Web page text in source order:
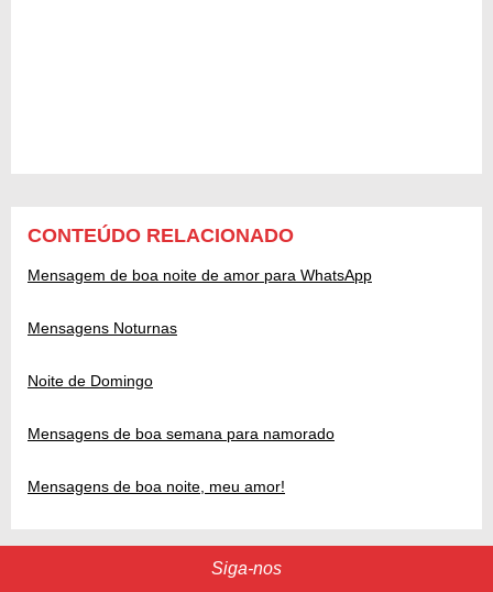
CONTEÚDO RELACIONADO
Mensagem de boa noite de amor para WhatsApp
Mensagens Noturnas
Noite de Domingo
Mensagens de boa semana para namorado
Mensagens de boa noite, meu amor!
Siga-nos